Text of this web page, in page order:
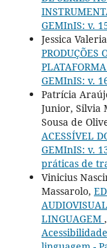
GEMInIS: v.
Jessica
PRODUÇÕES
GEMInIS: v.
Patrícia
Junior, Silvia
Sousa de
ACESSÍVEL
GEMInIS: v.
práticas de
Vinicius
Massarolo,
LINGUAGEM ,